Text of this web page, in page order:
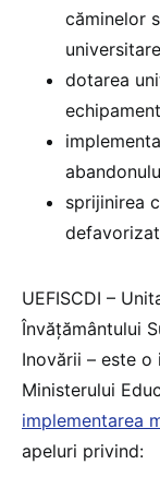
căminelor
dotarea
sprijinirea
UEFISCDI –
Învățământului
Inovării – este
Ministerului
implementarea
apeluri privind: